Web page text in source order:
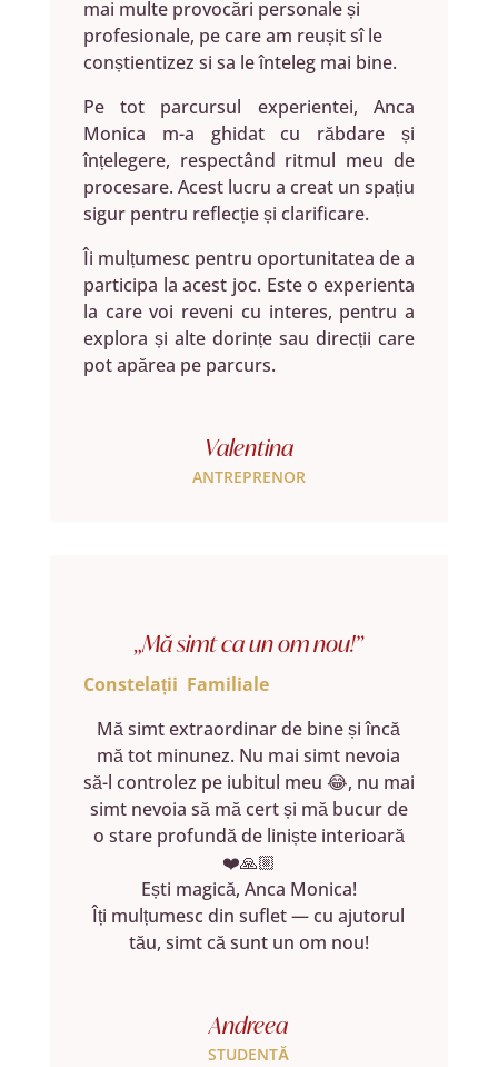
mai multe provocări personale și
profesionale, pe care am reușit sî le
conștientizez si sa le înteleg mai bine.
Pe tot parcursul experientei, Anca
Monica m-a ghidat cu răbdare și
înțelegere, respectând ritmul meu de
procesare. Acest lucru a creat un spațiu
sigur pentru reflecție și clarificare.
Îi mulțumesc pentru oportunitatea de a
participa la acest joc. Este o experienta
la care voi reveni cu interes, pentru a
explora și alte dorințe sau direcții care
pot apărea pe parcurs.
Valentina
ANTREPRENOR
„Mă simt ca un om nou!”
Constelații Familiale
Mă simt extraordinar de bine și încă
mă tot minunez. Nu mai simt nevoia
să-l controlez pe iubitul meu 😂, nu mai
simt nevoia să mă cert și mă bucur de
o stare profundă de liniște interioară
❤️🙏🏼
Ești magică, Anca Monica!
Îți mulțumesc din suflet — cu ajutorul
tău, simt că sunt un om nou!
Andreea
STUDENTĂ